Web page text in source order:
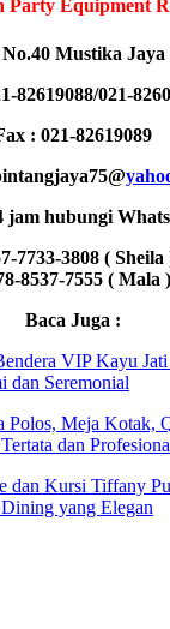
Party Equipment
Mustika Jaya
82619088/021-
: 021-82619089
jam hubungi
7733-3808 ( Sheila
8537-7555 ( Mala )
Baca Juga :
VIP Kayu
dan Seremonial
Polos, Meja Kotak,
dan
dan Kursi Tiffany
yang Elegan